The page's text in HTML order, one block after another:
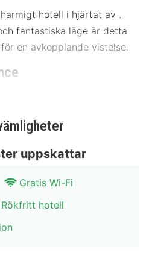
hotell i hjärtat av .
fantastiska läge är detta
en avkopplande vistelse.
några minuter från
hotellet har du nära till flera
vilket gör det
avkopplande semester. Det
med både buss
parkering.
meter
uppskattar
Gratis Wi-Fi
Rökfritt hotell